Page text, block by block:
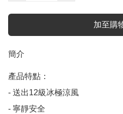
加至購
簡介
產品特點：
- 送出12級冰極涼風
- 寧靜安全